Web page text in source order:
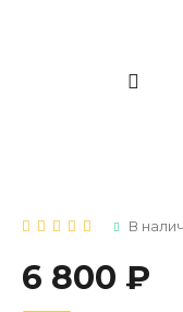
В
6 800 ₽